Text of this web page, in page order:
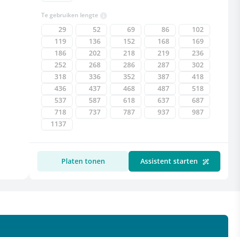
Te gebruiken lengte
29 52 69 86
102
119
136 152 168
169
186
202 218 219
236
252
268 286 287
302
318
336 352 387
418
436
437 468 487
518
537
587 618 637
687
718
737 787 937
987
1137
Uw selectie
Overige informatie
Platen tonen Assistent starten